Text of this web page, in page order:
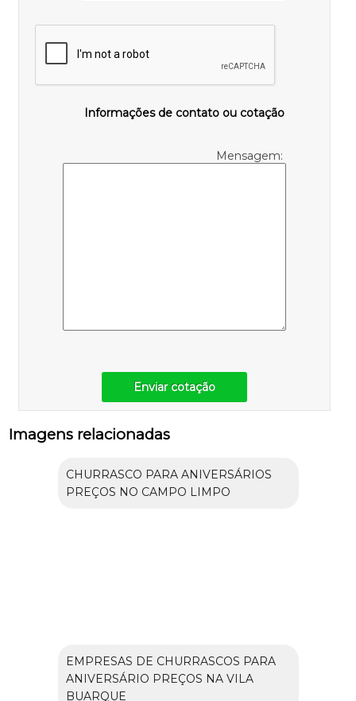
Informações de contato ou cotação
Mensagem:
Enviar cotação
Imagens relacionadas
CHURRASCO PARA ANIVERSÁRIOS
PREÇOS NO CAMPO LIMPO
EMPRESAS DE CHURRASCOS PARA
ANIVERSÁRIO PREÇOS NA VILA
BUARQUE